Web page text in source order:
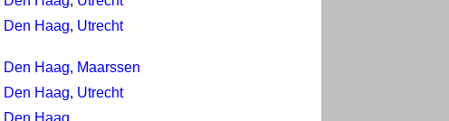
Den Haag, Utrecht
Den Haag, Maarssen
Den Haag, Utrecht
Den Haag